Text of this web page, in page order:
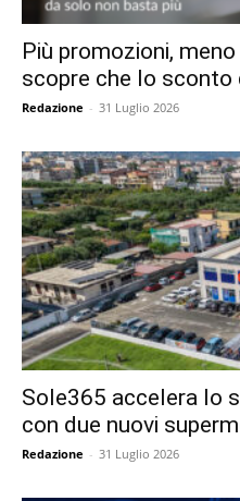
Più promozioni,
scopre che lo sconto
Redazione - 31 Luglio 2026
Sole365 accelera lo
con due nuovi
Redazione - 31 Luglio 2026